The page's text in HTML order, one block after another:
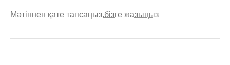
Мәтіннен қате тапсаңыз,бізге жазыңыз